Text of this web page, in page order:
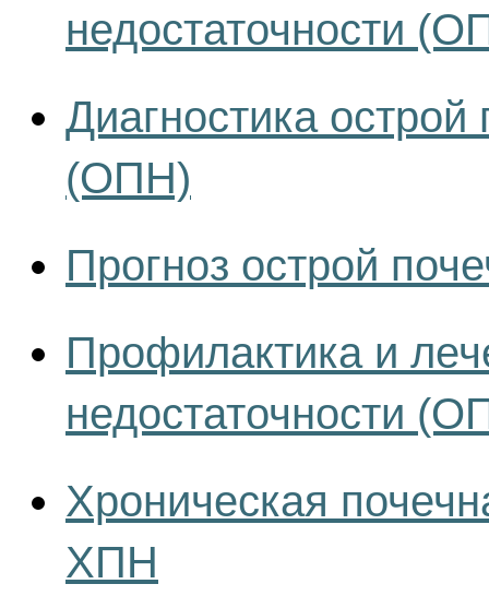
недостаточности
Диагностика острой
(ОПН)
Прогноз острой
Профилактика и
недостаточности
Хроническая
ХПН